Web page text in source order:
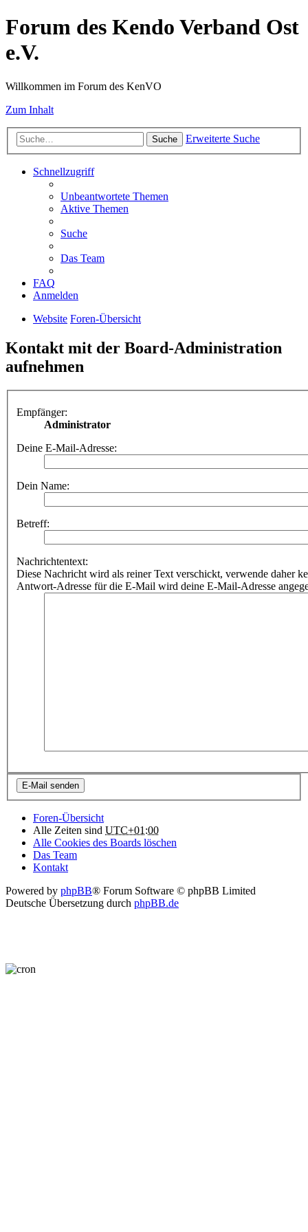
Forum des Kendo Verband Ost
e.V.
Willkommen im Forum des KenVO
Zum Inhalt
Suche Erweiterte Suche
Schnellzugriff
Unbeantwortete Themen
Aktive Themen
Suche
Das Team
FAQ
Anmelden
Website Foren-Übersicht
Kontakt mit der Board-Administration
aufnehmen
Empfänger:
Administrator
Deine E-Mail-Adresse:
Dein Name:
Betreff:
Nachrichtentext:
Diese Nachricht wird als reiner Text verschickt, verwende daher
Antwort-Adresse für die E-Mail wird deine E-Mail-Adresse
Foren-Übersicht
Alle Zeiten sind UTC+01:00
Alle Cookies des Boards löschen
Das Team
Kontakt
Powered by phpBB® Forum Software © phpBB Limited
Deutsche Übersetzung durch phpBB.de